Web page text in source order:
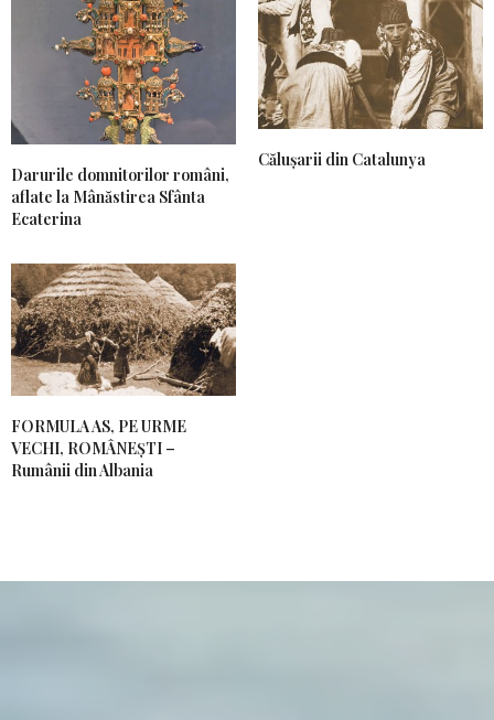
Darurile domnitorilor români,
aflate la Mânăstirea Sfânta
Ecaterina
Călușarii din Catalunya
FORMULA AS, PE URME
VECHI, ROMÂNEȘTI –
Rumânii din Albania